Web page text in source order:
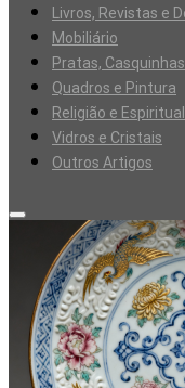
Livros, Revistas e
Mobiliário
Pratas,
Quadros e Pintura
Religião e
Vidros e Cristais
Outros Artigos